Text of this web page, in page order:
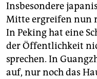
Insbesondere
Mitte ergreifen nun
In Peking hat eine
der Öffentlichkeit
sprechen. In
auf, nur noch das